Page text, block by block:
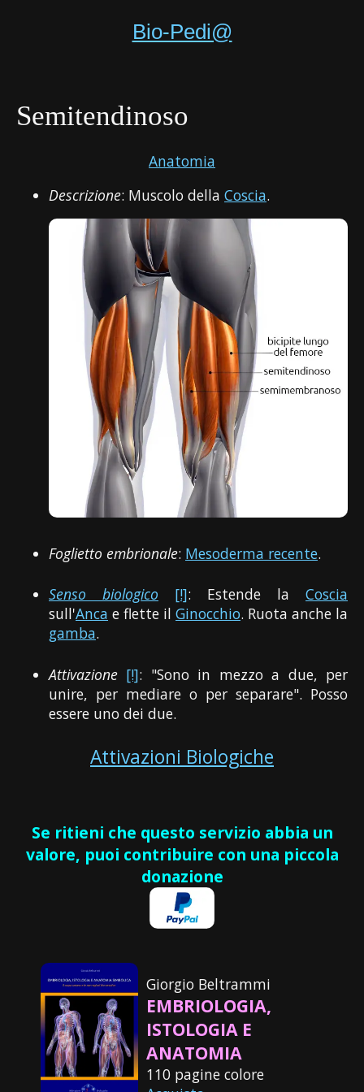
Bio-Pedi@
Semitendinoso
Anatomia
Descrizione: Muscolo della Coscia.
Foglietto embrionale: Mesoderma recente.
Senso biologico [!]: Estende la Coscia
sull'Anca e flette il Ginocchio. Ruota anche la
gamba.
Attivazione [!]: "Sono in mezzo a due, per
unire, per mediare o per separare". Posso
essere uno dei due.
Attivazioni Biologiche
Se ritieni che questo servizio abbia un
valore, puoi contribuire con una piccola
donazione
Giorgio Beltrammi
EMBRIOLOGIA,
ISTOLOGIA E
ANATOMIA
110 pagine colore